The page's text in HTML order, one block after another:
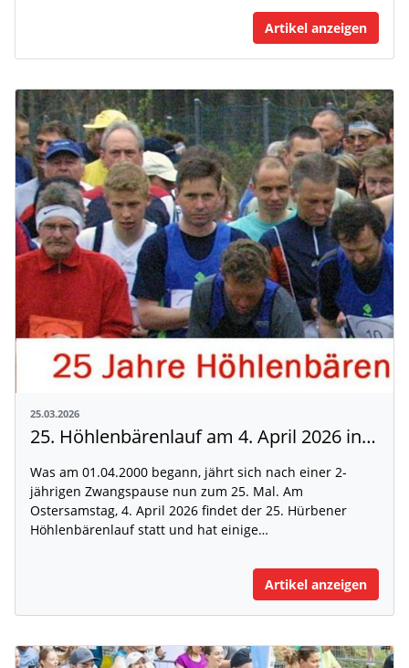
Artikel anzeigen
25.03.2026
25. Höhlenbärenlauf am 4. April 2026 in Hürben
Was am 01.04.2000 begann, jährt sich nach einer 2-
jährigen Zwangspause nun zum 25. Mal. Am
Ostersamstag, 4. April 2026 findet der 25. Hürbener
Höhlenbärenlauf statt und hat einige…
Artikel anzeigen